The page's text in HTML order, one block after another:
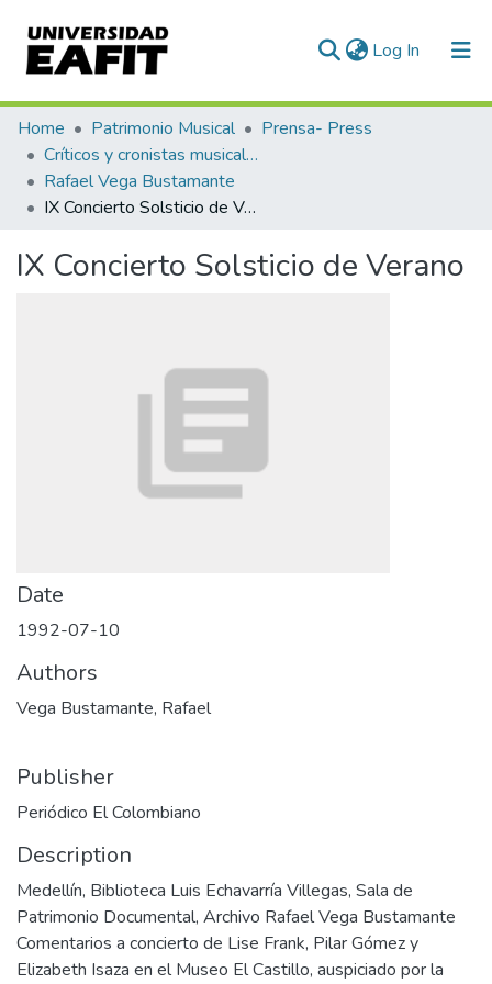
Log In (current)
Communities & Collections
All of DSpace
Statistics
Home Patrimonio Musical
Prensa- Press
Críticos y cronistas musicales
Rafael Vega Bustamante
IX Concierto Solsticio de Verano
IX Concierto Solsticio de Verano
Date
1992-07-10
Authors
Vega Bustamante, Rafael
Publisher
Periódico El Colombiano
Description
Medellín, Biblioteca Luis Echavarría Villegas, Sala de
Patrimonio Documental, Archivo Rafael Vega Bustamante
Comentarios a concierto de Lise Frank, Pilar Gómez y
Elizabeth Isaza en el Museo El Castillo, auspiciado por la